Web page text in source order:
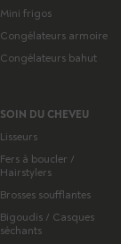
Mini frigos
Congélateurs armoire
Congélateurs bahut
SOIN DU CHEVEU
Lisseurs
Fers à boucler /
Hairstylers
Brosses soufflantes
Bigoudis / Casques
séchants